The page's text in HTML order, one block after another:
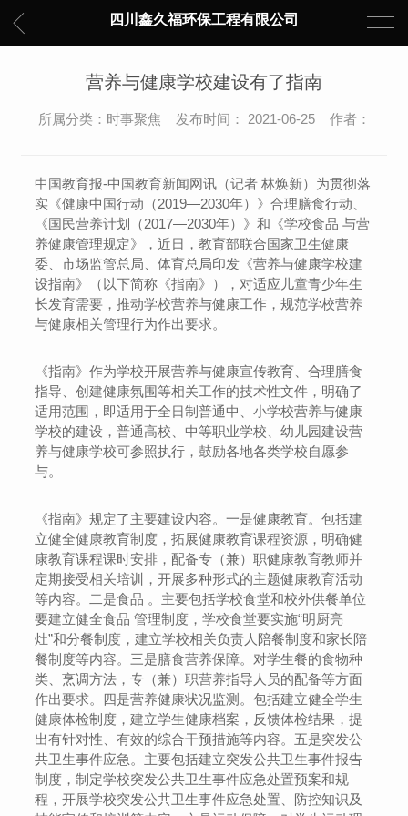
四川鑫久福环保工程有限公司
营养与健康学校建设有了指南
所属分类：时事聚焦 发布时间： 2021-06-25 作者：
中国教育报-中国教育新闻网讯（记者 林焕新）为贯彻落
实《健康中国行动（2019—2030年）》合理膳食行动、
《国民营养计划（2017—2030年）》和《学校食品 与营
养健康管理规定》，近日，教育部联合国家卫生健康
委、市场监管总局、体育总局印发《营养与健康学校建
设指南》（以下简称《指南》），对适应儿童青少年生
长发育需要，推动学校营养与健康工作，规范学校营养
与健康相关管理行为作出要求。
《指南》作为学校开展营养与健康宣传教育、合理膳食
指导、创建健康氛围等相关工作的技术性文件，明确了
适用范围，即适用于全日制普通中、小学校营养与健康
学校的建设，普通高校、中等职业学校、幼儿园建设营
养与健康学校可参照执行，鼓励各地各类学校自愿参
与。
《指南》规定了主要建设内容。一是健康教育。包括建
立健全健康教育制度，拓展健康教育课程资源，明确健
康教育课程课时安排，配备专（兼）职健康教育教师并
定期接受相关培训，开展多种形式的主题健康教育活动
等内容。二是食品 。主要包括学校食堂和校外供餐单位
要建立健全食品 管理制度，学校食堂要实施“明厨亮
灶”和分餐制度，建立学校相关负责人陪餐制度和家长陪
餐制度等内容。三是膳食营养保障。对学生餐的食物种
类、烹调方法，专（兼）职营养指导人员的配备等方面
作出要求。四是营养健康状况监测。包括建立健全学生
健康体检制度，建立学生健康档案，反馈体检结果，提
出有针对性、有效的综合干预措施等内容。五是突发公
共卫生事件应急。主要包括建立突发公共卫生事件报告
制度，制定学校突发公共卫生事件应急处置预案和规
程，开展学校突发公共卫生事件应急处置、防控知识及